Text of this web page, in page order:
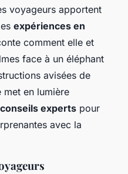
voyageurs apportent
expériences en
comment elle et
face à un éléphant
avisées de
met en lumière
conseils experts pour
avec la